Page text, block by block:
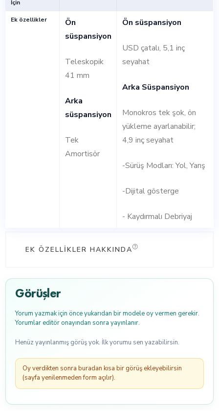
İçin
Ek özellikler
Ön
süspansiyon
Teleskopik
41 mm
Arka
süspansiyon
Tek
Amortisör
Ön süspansiyon
USD çatalı, 5,1 inç
seyahat
Arka Süspansiyon
Monokros tek şok, ön
yükleme ayarlanabilir;
4,9 inç seyahat
-Sürüş Modları: Yol, Yarış
-Dijital gösterge
- Kaydırmalı Debriyaj
EK ÖZELLIKLER HAKKINDA
Görüşler
Yorum yazmak için önce yukarıdan bir modele oy vermen gerekir.
Yorumlar editör onayından sonra yayınlanır.
Henüz yayınlanmış görüş yok. İlk yorumu sen yazabilirsin.
Oy verdikten sonra buradan kısa bir görüş ekleyebilirsin
(sayfa yenilenmeden form açılır).